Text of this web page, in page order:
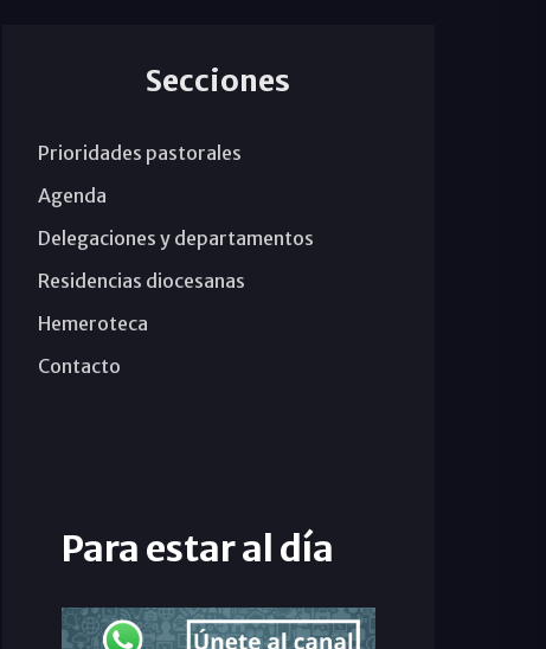
Secciones
Prioridades pastorales
Agenda
Delegaciones y departamentos
Residencias diocesanas
Hemeroteca
Contacto
Para estar al día